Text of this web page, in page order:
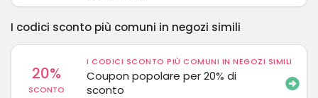
I codici sconto più comuni in negozi simili
20%
SCONTO
I CODICI SCONTO PIÙ COMUNI IN NEGOZI SIMILI
Coupon popolare per 20% di
sconto